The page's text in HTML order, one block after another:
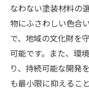
なわない塗装材料の
物にふさわしい色合
で、地域の文化財を
可能です。また、環
り、持続可能な開発
も最小限に抑えるこ